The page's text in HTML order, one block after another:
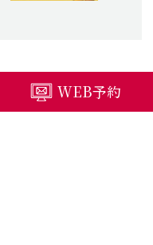
WEB予約